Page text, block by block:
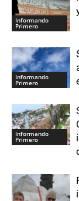
Informando
Primero
Informando
Primero
Informando
Primero